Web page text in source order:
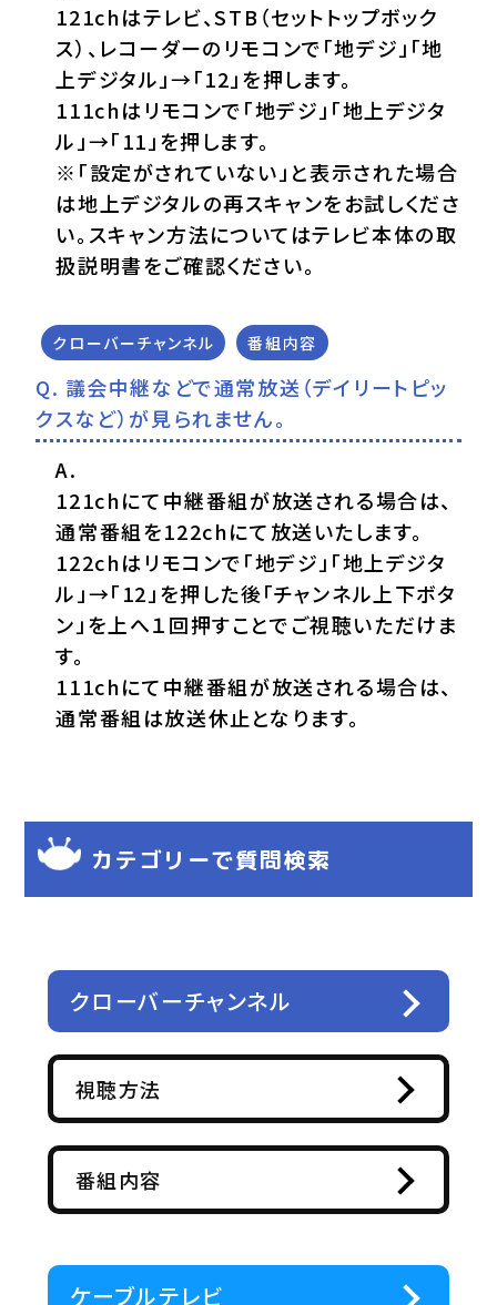
121chはテレビ、STB（セットトップボック
ス）、レコーダーのリモコンで「地デジ」「地
上デジタル」→「12」を押します。
111chはリモコンで「地デジ」「地上デジタ
ル」→「11」を押します。
※「設定がされていない」と表示された場合
は地上デジタルの再スキャンをお試しくださ
い。スキャン方法についてはテレビ本体の取
扱説明書をご確認ください。
クローバーチャンネル 番組内容
議会中継などで通常放送（デイリートピッ
クスなど）が見られません。
121chにて中継番組が放送される場合は、
通常番組を122chにて放送いたします。
122chはリモコンで「地デジ」「地上デジタ
ル」→「12」を押した後「チャンネル上下ボタ
ン」を上へ１回押すことでご視聴いただけま
す。
111chにて中継番組が放送される場合は、
通常番組は放送休止となります。
カテゴリーで質問検索
クローバーチャンネル
視聴方法
番組内容
ケーブルテレビ